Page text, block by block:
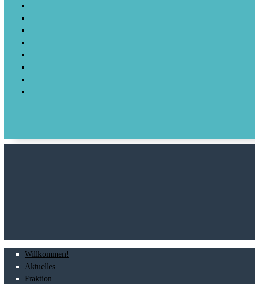
Willkommen!
Aktuelles
Fraktion